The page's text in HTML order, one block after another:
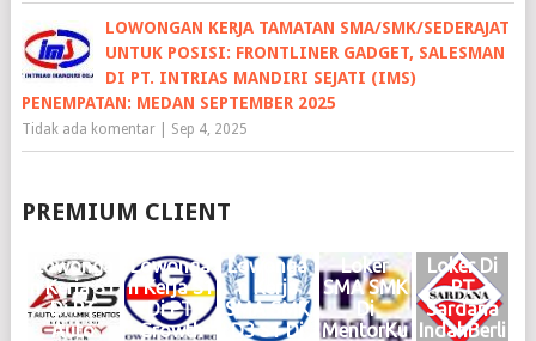
LOWONGAN KERJA TAMATAN SMA/SMK/SEDERAJAT
UNTUK POSISI: FRONTLINER GADGET, SALESMAN
DI PT. INTRIAS MANDIRI SEJATI (IMS)
PENEMPATAN: MEDAN SEPTEMBER 2025
Tidak ada komentar| Sep 4, 2025
PREMIUM CLIENT
Lowonga
n Kerja S1
Di PT
Auto
Lowonga
n Kerja S1
Di PT
Growth
Lowonga
n Kerja
SMA SMK
D3 S1 Di
Loker
SMA SMK
Di
MentorKu
Loker Di
PT
Sardana
IndahBerli